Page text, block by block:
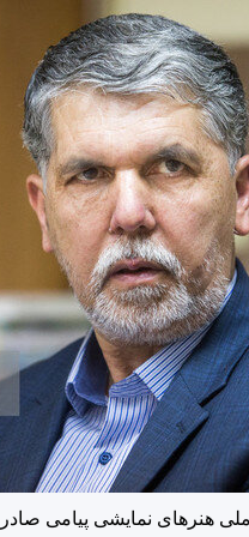
هنرهای نمایشی پیامی